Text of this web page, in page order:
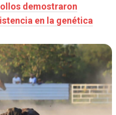
demostraron
en la genética